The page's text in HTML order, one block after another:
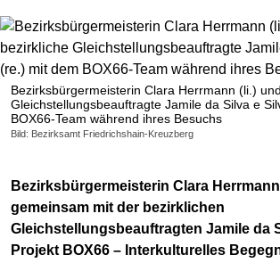
Bezirksbürgermeisterin Clara Herrmann (li.)
Gleichstellungsbeauftragte Jamile da Silva e
BOX66-Team während ihres Besuchs
Bild: Bezirksamt Friedrichshain-Kreuzberg
Bezirksbürgermeisterin Clara
gemeinsam mit der bezirklichen
Gleichstellungsbeauftragten Jamile da
Projekt BOX66 – Interkulturelles